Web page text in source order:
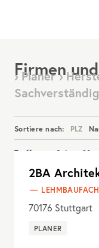
Firmen
› Planer ›
Sortiere nach: PLZ
Treffer pro Seite: 20
Details anzeigen
2BA
70176 Stuttgart
PLANER